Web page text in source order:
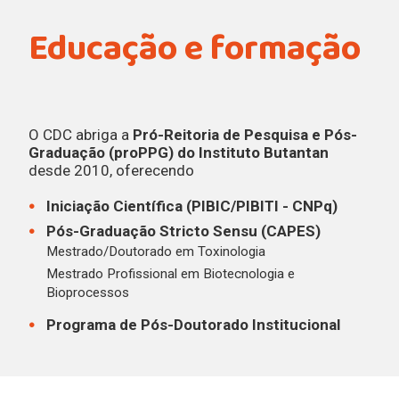
Educação e formação
O CDC abriga a Pró-Reitoria de Pesquisa e Pós-
Graduação (proPPG) do Instituto Butantan
desde 2010, oferecendo
Iniciação Científica (PIBIC/PIBITI - CNPq)
Pós-Graduação Stricto Sensu (CAPES)
Mestrado/Doutorado em Toxinologia
Mestrado Profissional em Biotecnologia e
Bioprocessos
Programa de Pós-Doutorado Institucional